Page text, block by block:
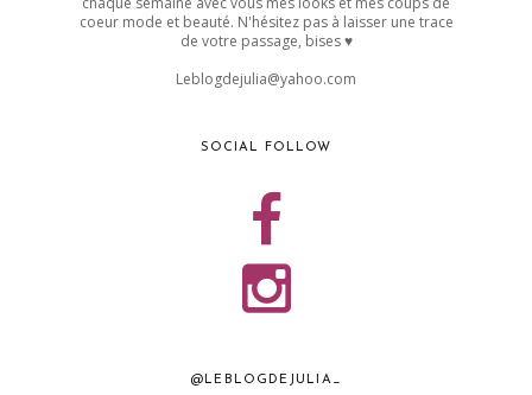
coeur mode et beauté. N'hésitez pas à laisser une trace
de votre passage, bises ♥
Leblogdejulia@yahoo.com
SOCIAL FOLLOW
@LEBLOGDEJULIA_